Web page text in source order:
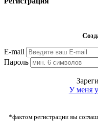
E-mail
Пароль
У меня
*фактом регистрации вы